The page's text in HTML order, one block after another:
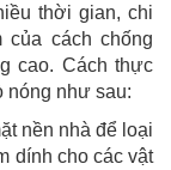
thời gian, chi
cách chống
cao. Cách thực
nóng như sau:
nền nhà để loại
dính cho các vật